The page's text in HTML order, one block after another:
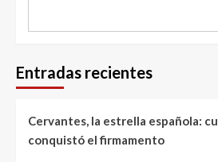
Entradas recientes
Cervantes, la estrella española:
conquistó el firmamento